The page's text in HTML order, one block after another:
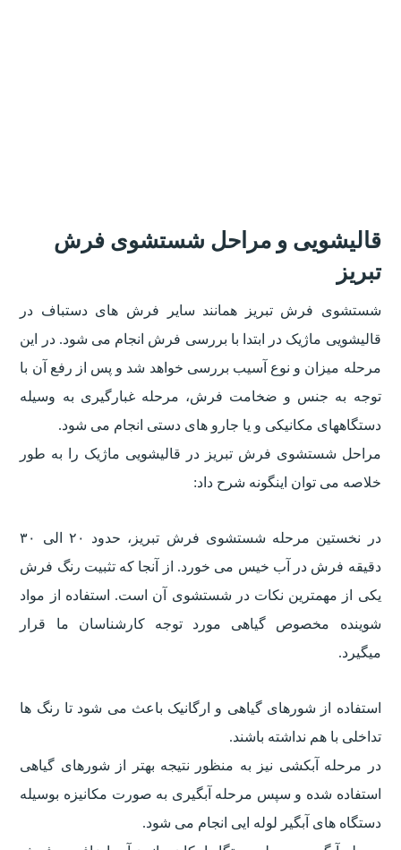
قالیشویی و مراحل شستشوی فرش
تبریز
شستشوی فرش تبریز همانند سایر فرش های دستباف در
قالیشویی ماژیک در ابتدا با بررسی فرش انجام می شود. در این
مرحله میزان و نوع آسیب بررسی خواهد شد و پس از رفع آن با
توجه به جنس و ضخامت فرش، مرحله غبارگیری به وسیله
دستگاههای مکانیکی و یا جارو های دستی انجام می شود.
مراحل شستشوی فرش تبریز در قالیشویی ماژیک را به طور
خلاصه می توان اینگونه شرح داد:
در نخستین مرحله شستشوی فرش تبریز، حدود ۲۰ الی ۳۰
دقیقه فرش در آب خیس می خورد. از آنجا که تثبیت رنگ فرش
یکی از مهمترین نکات در شستشوی آن است. استفاده از مواد
شوینده مخصوص گیاهی مورد توجه کارشناسان ما قرار
میگیرد.
استفاده از شورهای گیاهی و ارگانیک باعث می شود تا رنگ ها
تداخلی با هم نداشته باشند.
در مرحله آبکشی نیز به منظور نتیجه بهتر از شورهای گیاهی
استفاده شده و سپس مرحله آبگیری به صورت مکانیزه بوسیله
دستگاه های آبگیر لوله ایی انجام می شود.